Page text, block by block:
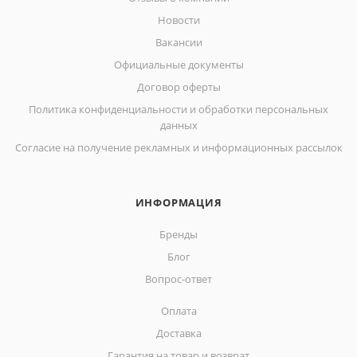
Новости
Вакансии
Официальные документы
Договор оферты
Политика конфиденциальности и обработки персональных
данных
Согласие на получение рекламных и информационных рассылок
ИНФОРМАЦИЯ
Бренды
Блог
Вопрос-ответ
Оплата
Доставка